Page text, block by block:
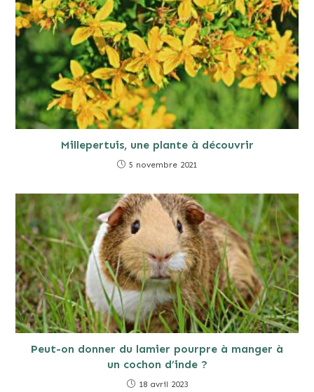
Millepertuis, une plante à découvrir
5 novembre 2021
Peut-on donner du lamier pourpre à manger à
un cochon d’inde ?
18 avril 2023